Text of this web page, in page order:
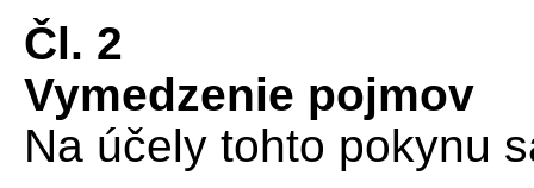
Čl. 2
Vymedzenie pojmov
Na účely tohto pokynu